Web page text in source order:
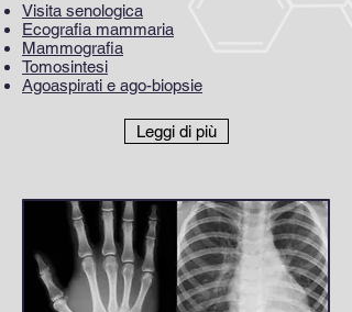
Visita senologica
Ecografia mammaria
Mammografia
Tomosintesi
Agoaspirati e ago-biopsie
Leggi di più